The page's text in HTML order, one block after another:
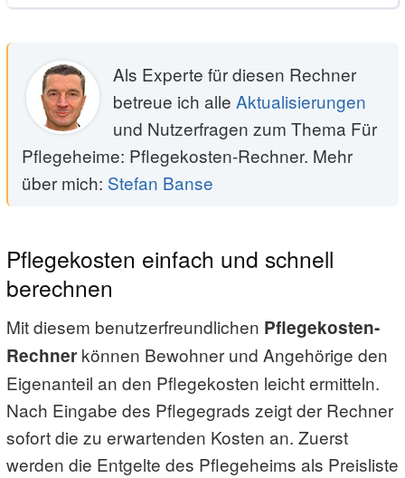
Als Experte für diesen Rechner
betreue ich alle Aktualisierungen
und Nutzerfragen zum Thema Für
Pflegeheime: Pflegekosten-Rechner. Mehr
über mich: Stefan Banse
Pflegekosten einfach und schnell
berechnen
Mit diesem benutzerfreundlichen Pflegekosten-
Rechner können Bewohner und Angehörige den
Eigenanteil an den Pflegekosten leicht ermitteln.
Nach Eingabe des Pflegegrads zeigt der Rechner
sofort die zu erwartenden Kosten an. Zuerst
werden die Entgelte des Pflegeheims als Preisliste